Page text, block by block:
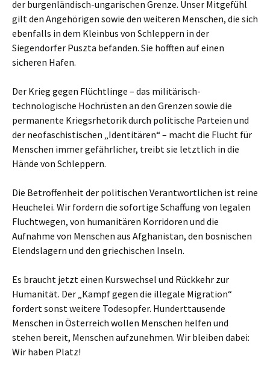
der burgenländisch-ungarischen Grenze. Unser Mitgefühl
gilt den Angehörigen sowie den weiteren Menschen, die sich
ebenfalls in dem Kleinbus von Schleppern in der
Siegendorfer Puszta befanden. Sie hofften auf einen
sicheren Hafen.
Der Krieg gegen Flüchtlinge – das militärisch-
technologische Hochrüsten an den Grenzen sowie die
permanente Kriegsrhetorik durch politische Parteien und
der neofaschistischen „Identitären“ – macht die Flucht für
Menschen immer gefährlicher, treibt sie letztlich in die
Hände von Schleppern.
Die Betroffenheit der politischen Verantwortlichen ist reine
Heuchelei. Wir fordern die sofortige Schaffung von legalen
Fluchtwegen, von humanitären Korridoren und die
Aufnahme von Menschen aus Afghanistan, den bosnischen
Elendslagern und den griechischen Inseln.
Es braucht jetzt einen Kurswechsel und Rückkehr zur
Humanität. Der „Kampf gegen die illegale Migration“
fordert sonst weitere Todesopfer. Hunderttausende
Menschen in Österreich wollen Menschen helfen und
stehen bereit, Menschen aufzunehmen. Wir bleiben dabei:
Wir haben Platz!